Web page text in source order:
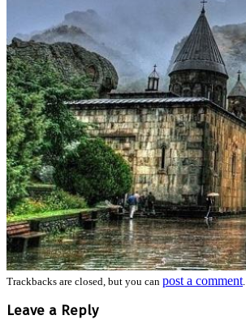
Trackbacks are closed, but you can post a comment.
Leave a Reply